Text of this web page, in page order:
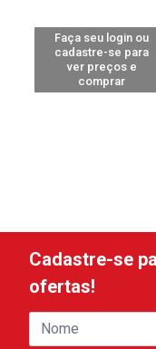
Faça seu login ou
cadastre-se para
ver preços e
comprar
Cadastre-se
ofertas!